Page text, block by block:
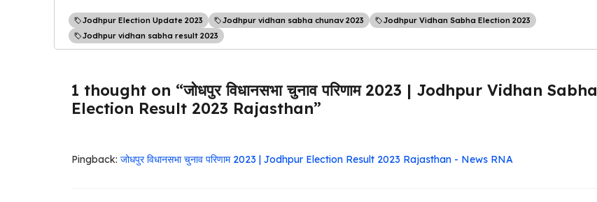
Jodhpur Election Update 2023 Jodhpur vidhan sabha chunav 2023
Jodhpur Vidhan Sabha Election 2023
Jodhpur vidhan sabha result 2023
1 thought on “जोधपुर विधानसभा चुनाव परिणाम 2023 | Jodhpur Vidhan Sabha
Election Result 2023 Rajasthan”
Pingback: जोधपुर विधानसभा चुनाव परिणाम 2023 | Jodhpur Election Result 2023 Rajasthan - News RNA